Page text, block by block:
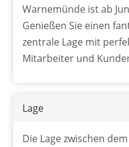
Warnemünde ist ab
Genießen Sie einen
zentrale Lage mit
Mitarbeiter und
Lage
Die Lage zwischen